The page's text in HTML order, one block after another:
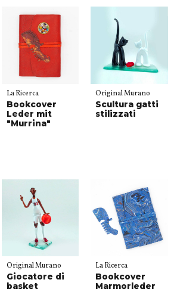
La Ricerca
Bookcover
Leder mit
"Murrina"
Original Murano
Scultura gatti
stilizzati
Original Murano
Giocatore di
basket
La Ricerca
Bookcover
Marmorleder